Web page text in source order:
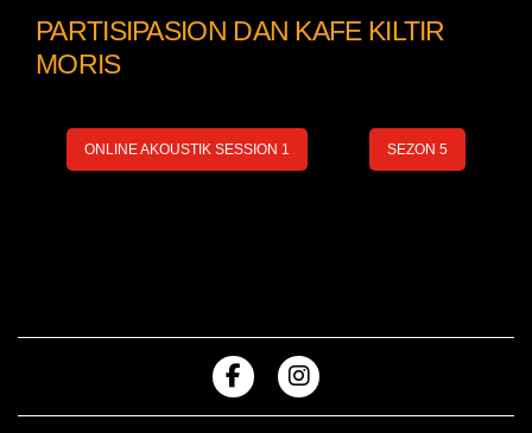
PARTISIPASION DAN KAFE KILTIR
MORIS
ONLINE AKOUSTIK SESSION 1 SEZON 5